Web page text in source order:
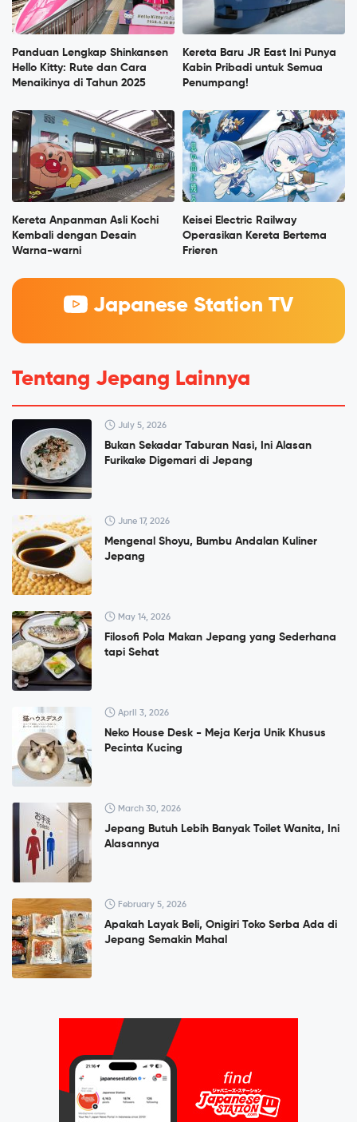
Panduan Lengkap Shinkansen
Hello Kitty: Rute dan Cara
Menaikinya di Tahun 2025
Kereta Baru JR East Ini Punya
Kabin Pribadi untuk Semua
Penumpang!
Kereta Anpanman Asli Kochi
Kembali dengan Desain
Warna-warni
Keisei Electric Railway
Operasikan Kereta Bertema
Frieren
Japanese Station TV
Tentang Jepang Lainnya
July 5, 2026
Bukan Sekadar Taburan Nasi, Ini Alasan
Furikake Digemari di Jepang
June 17, 2026
Mengenal Shoyu, Bumbu Andalan Kuliner
Jepang
May 14, 2026
Filosofi Pola Makan Jepang yang Sederhana
tapi Sehat
April 3, 2026
Neko House Desk - Meja Kerja Unik Khusus
Pecinta Kucing
March 30, 2026
Jepang Butuh Lebih Banyak Toilet Wanita, Ini
Alasannya
February 5, 2026
Apakah Layak Beli, Onigiri Toko Serba Ada di
Jepang Semakin Mahal